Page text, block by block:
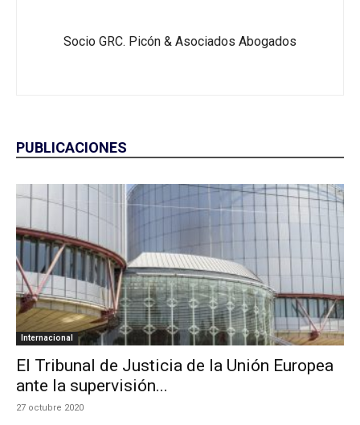
Socio GRC. Picón & Asociados Abogados
PUBLICACIONES
Internacional
El Tribunal de Justicia de la Unión Europea
ante la supervisión...
27 octubre 2020